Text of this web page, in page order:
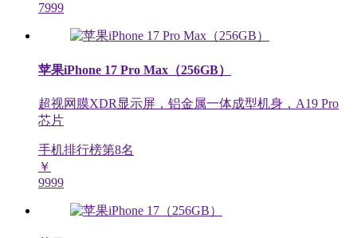
7999
苹果iPhone 17 Pro Max（256GB）
超视网膜XDR显示屏，铝金属一体成型机身，A19 Pro
芯片
手机排行榜第8名
￥
9999